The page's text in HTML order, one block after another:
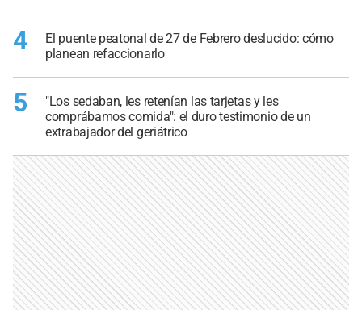
4
El puente peatonal de 27 de Febrero deslucido: cómo
planean refaccionarlo
5
"Los sedaban, les retenían las tarjetas y les
comprábamos comida": el duro testimonio de un
extrabajador del geriátrico